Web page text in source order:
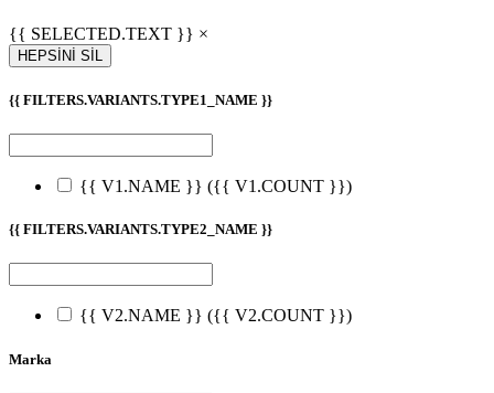
{{ SELECTED.TEXT }} ×
HEPSİNİ SİL
{{ FILTERS.VARIANTS.TYPE1_NAME }}
{{ V1.NAME }} ({{ V1.COUNT }})
{{ FILTERS.VARIANTS.TYPE2_NAME }}
{{ V2.NAME }} ({{ V2.COUNT }})
Marka